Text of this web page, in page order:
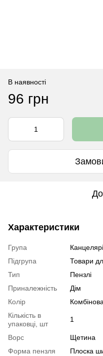
В наявності
96 грн
Характеристики
Група
Підгрупа
Товари
Тип
Пензлі
Приналежність
Дім
Колір
Кількість в
упаковці, шт
1
Ворс
Щетина
Форма пензля
Плоска